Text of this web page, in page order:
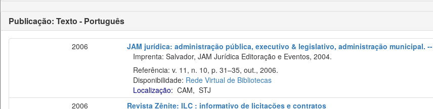
Publicação: Texto - Português
2006
JAM jurídica: administração pública, executivo & legislativo, administração municipal. --
Imprenta: Salvador, JAM Jurídica Editoração e Eventos, 2004.
Referência: v. 11, n. 10, p. 31–35, out., 2006.
Disponibilidade: Rede Virtual de Bibliotecas
Localização: CAM, STJ
2006
Revista Zênite: ILC : informativo de licitações e contratos